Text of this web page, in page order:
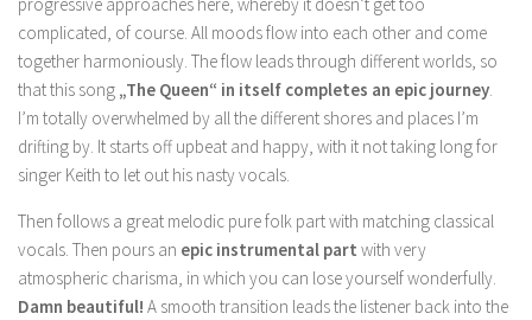
progressive approaches here, whereby it doesn’t get too
complicated, of course. All moods flow into each other and come
together harmoniously. The flow leads through different worlds, so
thatthis song „The Queen“ in itself completes an epic journey.
I’m totally overwhelmed by all the different shores and places I’m
drifting by. It starts off upbeat and happy, with it not taking long for
singer Keith to let out his nasty vocals.
Then follows a great melodic pure folk part with matching classical
vocals. Then pours an epic instrumental part with very
atmospheric charisma, in which you can lose yourself wonderfully.
Damn beautiful! A smooth transition leads the listener back into the